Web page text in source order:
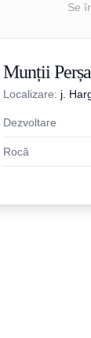
Se
Munții
Localizare: j.
Dezvoltare
Rocă